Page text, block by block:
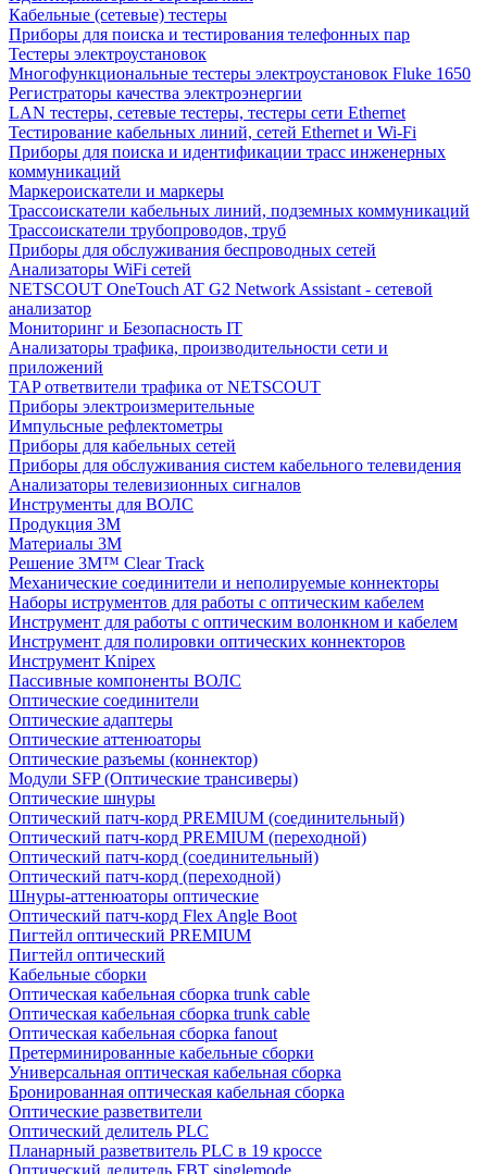
Кабельные (сетевые) тестеры
Приборы для поиска и тестирования телефонных пар
Тестеры электроустановок
Многофункциональные тестеры электроустановок Fluke 1650
Регистраторы качества электроэнергии
LAN тестеры, сетевые тестеры, тестеры сети Ethernet
Тестирование кабельных линий, сетей Ethernet и Wi-Fi
Приборы для поиска и идентификации трасс инженерных
коммуникаций
Маркероискатели и маркеры
Трассоискатели кабельных линий, подземных коммуникаций
Трассоискатели трубопроводов, труб
Приборы для обслуживания беспроводных сетей
Анализаторы WiFi сетей
NETSCOUT OneTouch AT G2 Network Assistant - сетевой
анализатор
Мониторинг и Безопасность IT
Анализаторы трафика, производительности сети и
приложений
TAP ответвители трафика от NETSCOUT
Приборы электроизмерительные
Импульсные рефлектометры
Приборы для кабельных сетей
Приборы для обслуживания систем кабельного телевидения
Анализаторы телевизионных сигналов
Инструменты для ВОЛС
Продукция 3M
Материалы 3М
Решение 3M™ Clear Track
Механические соединители и неполируемые коннекторы
Наборы иструментов для работы с оптическим кабелем
Инструмент для работы с оптическим волонкном и кабелем
Инструмент для полировки оптических коннекторов
Инструмент Knipex
Пассивные компоненты ВОЛС
Оптические соединители
Оптические адаптеры
Оптические аттенюаторы
Оптические разъемы (коннектор)
Модули SFP (Оптические трансиверы)
Оптические шнуры
Оптический патч-корд PREMIUM (соединительный)
Оптический патч-корд PREMIUM (переходной)
Оптический патч-корд (соединительный)
Оптический патч-корд (переходной)
Шнуры-аттенюаторы оптические
Оптический патч-корд Flex Angle Boot
Пигтейл оптический PREMIUM
Пигтейл оптический
Кабельные сборки
Оптическая кабельная сборка trunk cable
Оптическая кабельная сборка trunk cable
Оптическая кабельная сборка fanout
Претерминированные кабельные сборки
Универсальная оптическая кабельная сборка
Бронированная оптическая кабельная сборка
Оптические разветвители
Оптический делитель PLC
Планарный разветвитель PLC в 19 кроссе
Оптический делитель FBT singlemode